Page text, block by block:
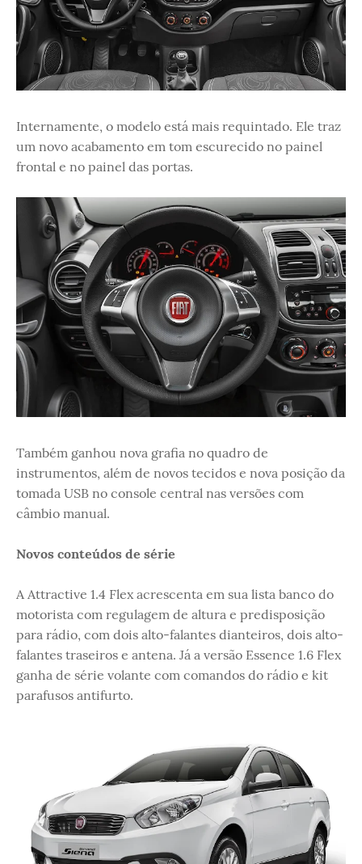
Internamente, o modelo está mais requintado. Ele traz
um novo acabamento em tom escurecido no painel
frontal e no painel das portas.
Também ganhou nova grafia no quadro de
instrumentos, além de novos tecidos e nova posição da
tomada USB no console central nas versões com
câmbio manual.
Novos conteúdos de série
A Attractive 1.4 Flex acrescenta em sua lista banco do
motorista com regulagem de altura e predisposição
para rádio, com dois alto-falantes dianteiros, dois alto-
falantes traseiros e antena. Já a versão Essence 1.6 Flex
ganha de série volante com comandos do rádio e kit
parafusos antifurto.